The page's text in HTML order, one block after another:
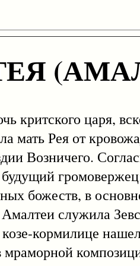
царя,
мать Рея от
Возничего.
божеств, в
служила
кормилице
мраморной